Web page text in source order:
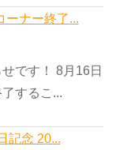
ーナー終了...
です！ 8月16日
するこ...
記念 20...